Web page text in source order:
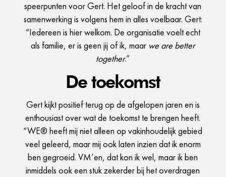
speerpunten voor Gert. Het geloof in de kracht van
samenwerking is volgens hem in alles voelbaar. Gert:
“Iedereen is hier welkom. De organisatie voelt echt
als familie, er is geen jij of ik, maar we are better
together.”
De toekomst
Gert kijkt positief terug op de afgelopen jaren en is
enthousiast over wat de toekomst te brengen heeft.
“WE® heeft mij niet alleen op vakinhoudelijk gebied
veel geleerd, maar mij ook laten inzien dat ik enorm
ben gegroeid. VM’en, dat kon ik wel, maar ik ben
inmiddels ook een stuk zekerder bij het overdragen